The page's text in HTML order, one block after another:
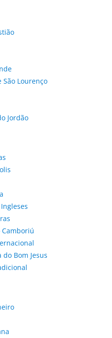
São Lourenço
Jordão
Bom Jesus